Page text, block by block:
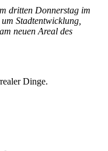
dritten Donnerstag im
Stadtentwicklung,
neuen Areal des